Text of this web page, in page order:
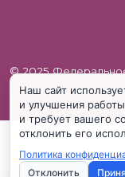
© 2025
учреждение
Наш сайт
и улучшения
и требует вашего
отклонить его
Политика
Отклонить